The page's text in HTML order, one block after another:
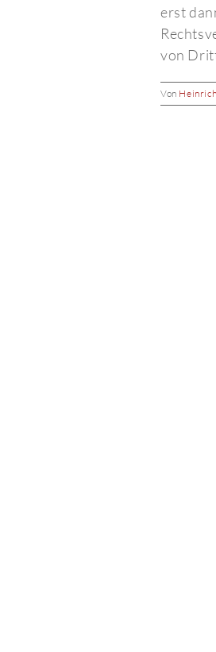
erst
von
Von